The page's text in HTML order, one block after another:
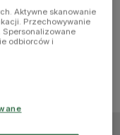
Aktywne skanowanie
Przechowywanie
Spersonalizowane
odbiorców i